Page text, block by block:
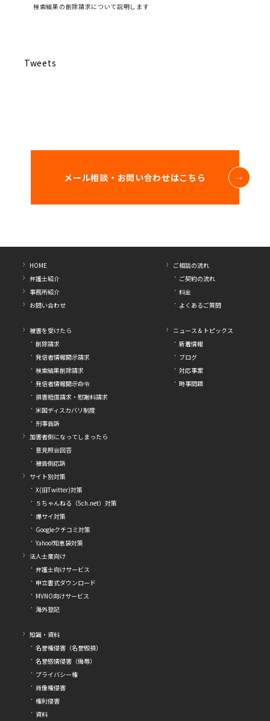
検索結果の削除請求について説明します
Tweets
メール相談・お問い合わせはこちら
HOME
弁護士紹介
事務所紹介
お問い合わせ
ご相談の流れ
ご契約の流れ
料金
よくあるご質問
被害を受けたら
削除請求
発信者情報開示請求
検索結果削除請求
発信者情報開示命令
損害賠償請求・慰謝料請求
米国ディスカバリ制度
刑事告訴
加害者側になってしまったら
意見照会回答
被告側応訴
サイト別対策
X(旧Twitter)対策
５ちゃんねる（5ch.net）対策
爆サイ対策
Googleクチコミ対策
Yahoo!知恵袋対策
法人士業向け
弁護士向けサービス
申立書式ダウンロード
MVNO向けサービス
海外登記
ニュース＆トピックス
新着情報
ブログ
対応事案
時事問題
知識・資料
名誉権侵害（名誉毀損）
名誉感情侵害（侮辱）
プライバシー権
肖像権侵害
権利侵害
資料